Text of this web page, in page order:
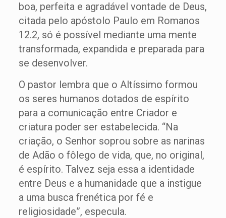
boa, perfeita e agradável vontade de Deus,
citada pelo apóstolo Paulo em Romanos
12.2, só é possível mediante uma mente
transformada, expandida e preparada para
se desenvolver.
O pastor lembra que o Altíssimo formou
os seres humanos dotados de espírito
para a comunicação entre Criador e
criatura poder ser estabelecida. “Na
criação, o Senhor soprou sobre as narinas
de Adão o fôlego de vida, que, no original,
é espírito. Talvez seja essa a identidade
entre Deus e a humanidade que a instigue
a uma busca frenética por fé e
religiosidade”, especula.